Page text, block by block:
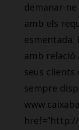
demanar-
amb els
esmentada.
amb relació
seus clients
sempre